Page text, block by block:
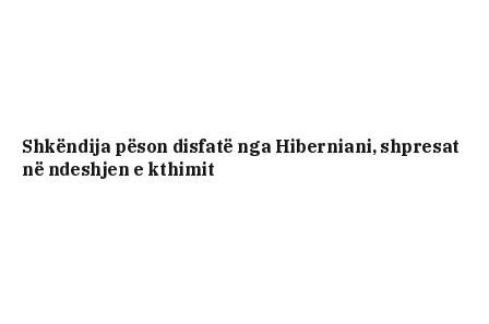
Shkëndija pëson disfatë nga Hiberniani, shpresat
në ndeshjen e kthimit